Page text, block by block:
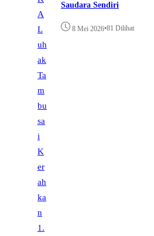
Saudara Sendiri
8 Mei 2026•81 Dilihat